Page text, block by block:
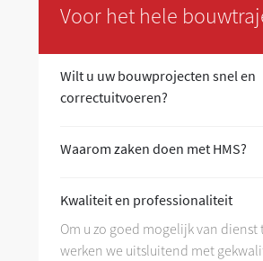
Voor het hele
Wilt u uw bouwprojecten snel en
correctuitvoeren?
Waarom zaken doen met HMS?
Kwaliteit en professionaliteit
Om u zo goed mogelijk van dienst
werken we uitsluitend met